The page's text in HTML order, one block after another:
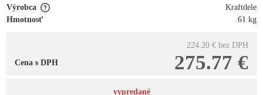
Výrobca
Kraftdele
Hmotnosť
61 kg
224.20 € bez DPH
275.77 €
Cena s DPH
vypredané